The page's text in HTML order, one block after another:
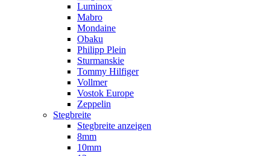
Luminox
Mabro
Mondaine
Obaku
Philipp Plein
Sturmanskie
Tommy Hilfiger
Vollmer
Vostok Europe
Zeppelin
Stegbreite
Stegbreite anzeigen
8mm
10mm